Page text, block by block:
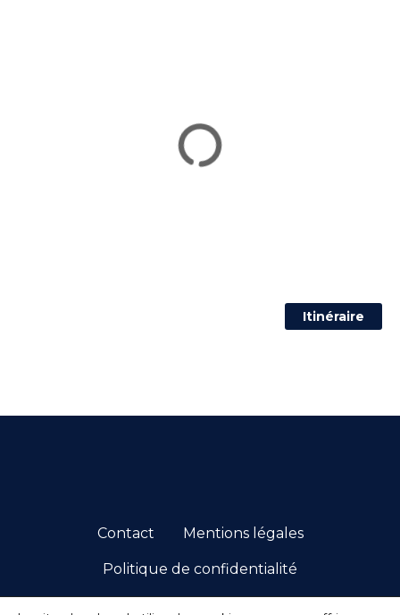
Itinéraire
Contact Mentions légales
Politique de confidentialité